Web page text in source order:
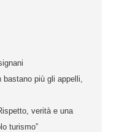
più gli appelli,
verità e una
turismo”